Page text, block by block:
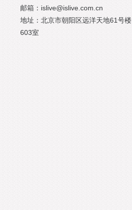
邮箱：islive@islive.com.cn
地址：北京市朝阳区远洋天地61号楼
603室